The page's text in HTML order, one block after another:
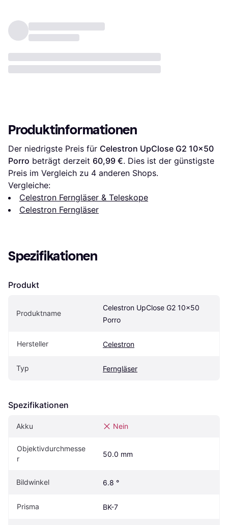
Produktinformationen
Der niedrigste Preis für Celestron UpClose G2 10x50
Porro beträgt derzeit 60,99 €. Dies ist der günstigste
Preis im Vergleich zu 4 anderen Shops.
Vergleiche:
Celestron Ferngläser & Teleskope
Celestron Ferngläser
Spezifikationen
Produkt
Produktname
Celestron UpClose G2 10x50
Porro
Hersteller Celestron
Typ Ferngläser
Spezifikationen
Akku Nein
Objektivdurchmesse
r
50.0 mm
Bildwinkel 6.8 °
Prisma BK-7